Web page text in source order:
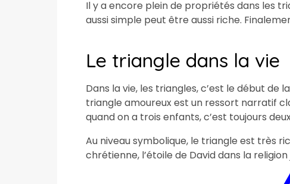
Il y a encore plein de propriétés dans les
aussi simple peut être aussi riche.
Le triangle dans la vie
Dans la vie, les triangles, c’est le début de
triangle amoureux est un ressort narratif
quand on a trois enfants, c’est toujours
Au niveau symbolique, le triangle est très
chrétienne, l’étoile de David dans la